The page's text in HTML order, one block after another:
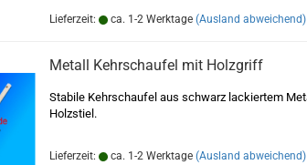
Lieferzeit: ca. 1-2 Werktage (Ausland abweichend)
Metall Kehrschaufel mit Holzgriff
Stabile Kehrschaufel aus schwarz lackiertem
Holzstiel.
Lieferzeit: ca. 1-2 Werktage (Ausland abweichend)